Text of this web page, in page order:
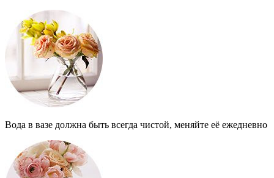
Вода в вазе должна быть всегда чистой, меняйте её ежедневно